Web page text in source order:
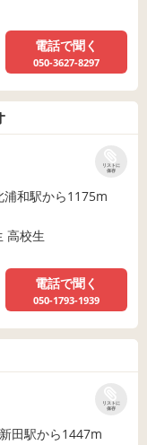
電話で聞く
050-3627-8297
リストに
保存
和駅から1175m
高校生
電話で聞く
050-1793-1939
リストに
保存
田駅から1447m